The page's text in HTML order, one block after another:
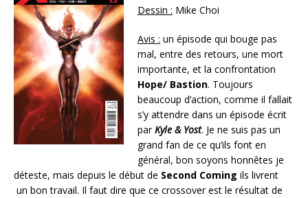
Dessin : Mike Choi
Avis : un épisode qui bouge pas
mal, entre des retours, une mort
importante, et la confrontation
Hope/ Bastion. Toujours
beaucoup d’action, comme il fallait
s’y attendre dans un épisode écrit
parKyle & Yost. Je ne suis pas un
grand fan de ce qu’ils font en
général, bon soyons honnêtes je
déteste, mais depuis le début de Second Coming ils livrent
un bon travail. Il faut dire que ce crossover est le résultat de